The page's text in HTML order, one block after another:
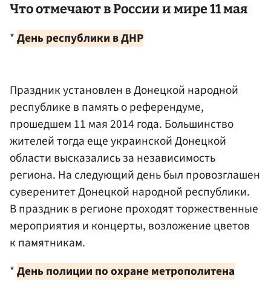
Что отмечают в России и мире 11 мая
*День республики в ДНР
Праздник установлен в Донецкой народной
республике в память о референдуме,
прошедшем 11 мая 2014 года. Большинство
жителей тогда еще украинской Донецкой
области высказались за независимость
региона. На следующий день был провозглашен
суверенитет Донецкой народной республики.
В праздник в регионе проходят торжественные
мероприятия и концерты, возложение цветов
к памятникам.
*День полиции по охране метрополитена